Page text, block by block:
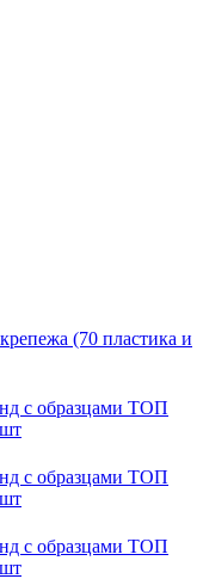
(70 пластика и
с образцами ТОП
с образцами ТОП
с образцами ТОП